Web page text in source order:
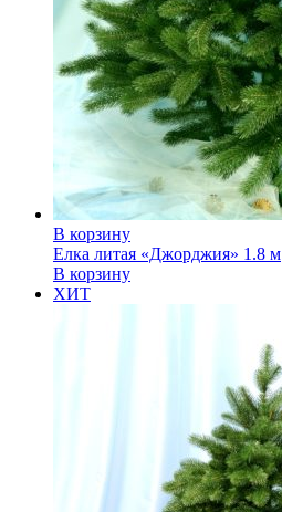
В корзину
Елка литая «Джорджия» 1.8 м
В корзину
ХИТ